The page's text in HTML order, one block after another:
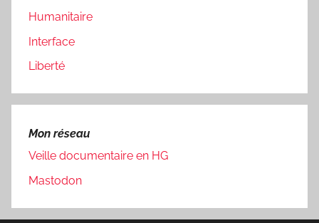
Humanitaire
Interface
Liberté
Mon réseau
Veille documentaire en HG
Mastodon